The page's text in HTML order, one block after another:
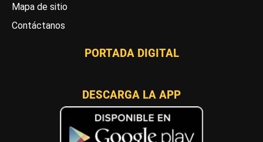
Mapa de sitio
Contáctanos
PORTADA DIGITAL
DESCARGA LA APP